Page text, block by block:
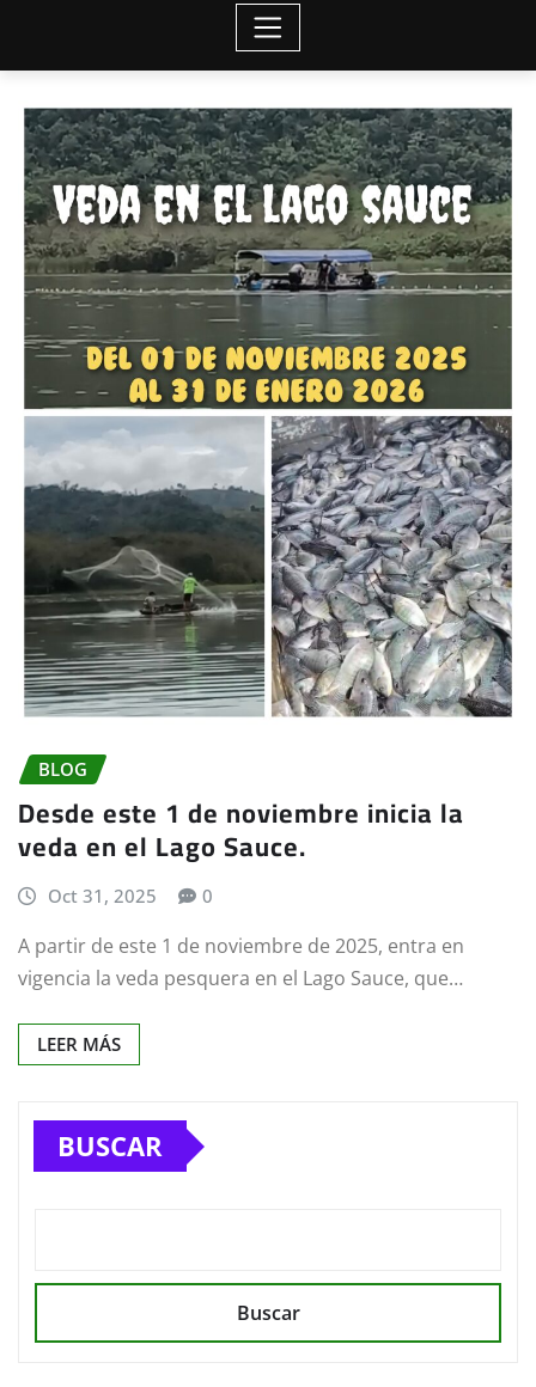
BLOG
Desde este 1 de noviembre inicia la
veda en el Lago Sauce.
Oct 31, 2025 0
A partir de este 1 de noviembre de 2025, entra en
vigencia la veda pesquera en el Lago Sauce, que…
LEER MÁS
BUSCAR
Buscar